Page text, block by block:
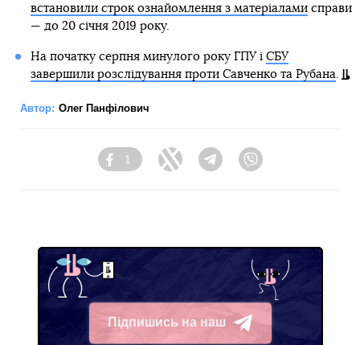
встановили строк ознайомлення з матеріаламисправи
— до 20 січня 2019 року.
На початку серпня минулого року ГПУ і СБУ
завершили розслідування проти Савченко та Рубана
Автор: Олег Панфілович
Facebook
1
Twitter TelegramViber
Підпишись на наш
Telegram